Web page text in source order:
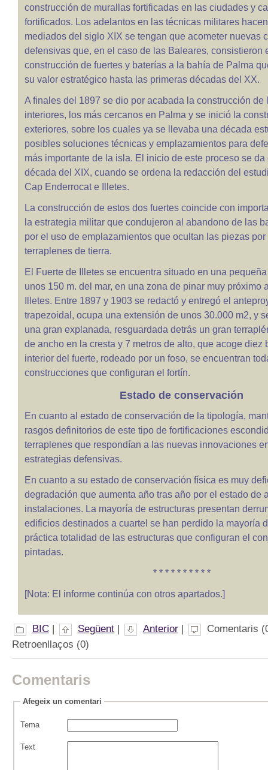
construcción de murallas fortificadas en las ciudades y
fortificados. Los adelantos en las técnicas militares
mediados del siglo XIX se tengan que acometer nuevas
defensivas que, en el caso de las Baleares, consistieron
construcción de fuertes y baterías a la bahía de Palma
su valor estratégico hasta las primeras décadas del XX.
A finales del 1897 se dio por acabada la construcción de
interiores, los más cercanos en Palma y se inició la
exteriores, sobre los cuales ya se llevaba una década
posibles soluciones técnicas y emplazamientos para
más importante de la isla. El inicio de este proceso se da
década del XIX, cuando se ordena la redacción del
Cap Enderrocat e Illetes.
La construcción de estos dos fuertes coincide con
la estrategia militar que condujeron al abandono de las
por el uso de emplazamientos que ocultan las piezas por
terraplenes de tierra.
El Fuerte de Illetes se encuentra situado en una
unos 150 m. del mar, en una zona de pinar muy próximo
Illetes. Entre 1897 y 1903 se redactó y entregó el
trapezoidal, ocupa una extensión de unos 30.000 m2, y
una gran explanada, resguardada detrás un gran
de ancho en la cresta y 7 metros de alto, que acoge diez
interior del fuerte, rodeado por un foso, se encuentran
construcciones que configuran el fortín.
Estado de conservación
En cuanto al estado de conservación de la tipología,
rasgos definitorios de este tipo de fortificaciones
terraplenes que respondían a las nuevas innovaciones
estrategias defensivas.
En cuanto a su estado de conservación física es muy
degradación que aumenta año tras año por el estado de
instalaciones. La mayoría de estructuras presentan
edificios destinados a cuartel se han perdido la mayoría
práctica totalidad de las estructuras que configuran el
pintadas.
* * * * * * * * * *
[Nota: El informe continúa con otros apartados.]
BIC| Següent| Anterior|
Comentaris
Retroenllaços (0)
Comentaris
Afegeix un comentari
Tema
Text